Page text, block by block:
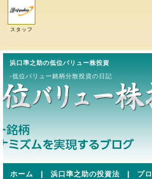
スタッフ
浜口準之助の低位バリュー株投資
-低位バリュー銘柄分散投資の日記
ホーム | 浜口準之助の投資法 | プ